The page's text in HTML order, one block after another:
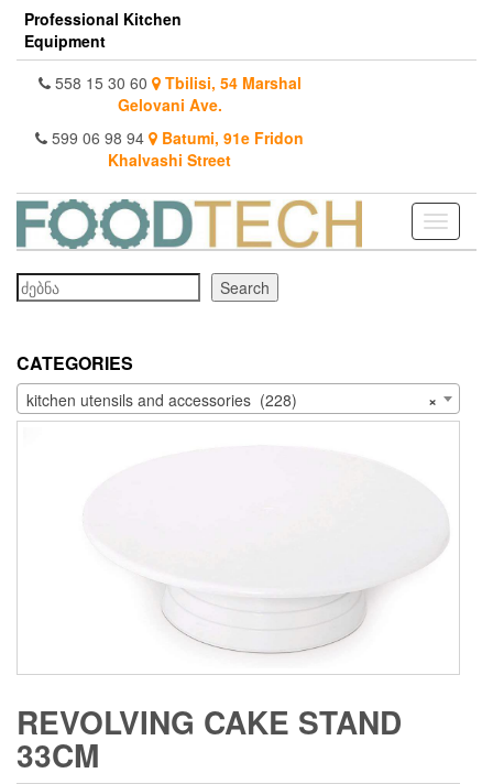
Skip
the
content
Professional Kitchen
Equipment
558 15 30 60
Tbilisi, 54 Marshal
Gelovani Ave.
599 06 98 94
Batumi, 91e Fridon
Khalvashi Street
Toggle
Search
Search
CATEGORIES
×
kitchen utensils and accessories (228)
REVOLVING CAKE STAND
33CM